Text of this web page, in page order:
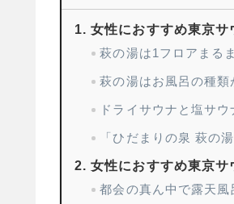
女性におすすめ東京
萩の湯は1フロアまる
萩の湯はお風呂の種類
ドライサウナと塩サ
「ひだまりの泉 萩の
女性におすすめ東京サ
都会の真ん中で露天